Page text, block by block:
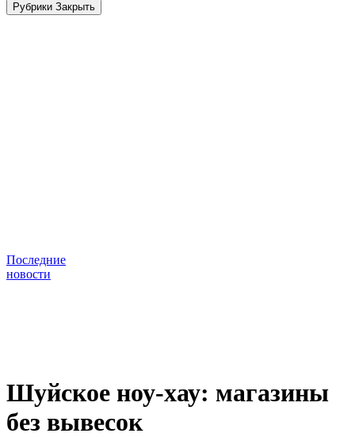
Рубрики Закрыть
Последние
новости
Шуйское ноу-хау: магазины
без вывесок